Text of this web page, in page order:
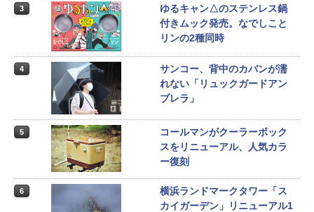
3
ゆるキャン△のステンレス鍋
付きムック発売。なでしこと
リンの2種同時
4
サンコー、背中のカバンが濡
れない「リュックガードアン
ブレラ」
5
コールマンがクーラーボック
スをリニューアル、人気カラ
ー復刻
6
横浜ランドマークタワー「ス
カイガーデン」リニューアル1